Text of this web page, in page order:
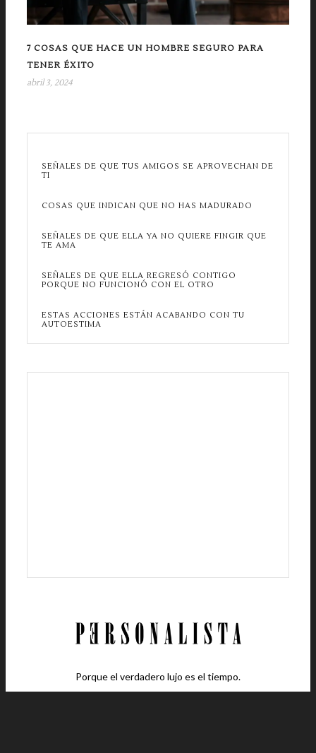
7 COSAS QUE HACE UN HOMBRE SEGURO PARA
TENER ÉXITO
abril 3, 2024
SEÑALES DE QUE TUS AMIGOS SE APROVECHAN DE
TI
COSAS QUE INDICAN QUE NO HAS MADURADO
SEÑALES DE QUE ELLA YA NO QUIERE FINGIR QUE
TE AMA
SEÑALES DE QUE ELLA REGRESÓ CONTIGO
PORQUE NO FUNCIONÓ CON EL OTRO
ESTAS ACCIONES ESTÁN ACABANDO CON TU
AUTOESTIMA
Porque el verdadero lujo es el tiempo.